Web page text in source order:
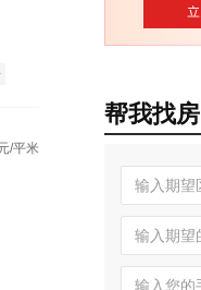
/平米
帮我找房